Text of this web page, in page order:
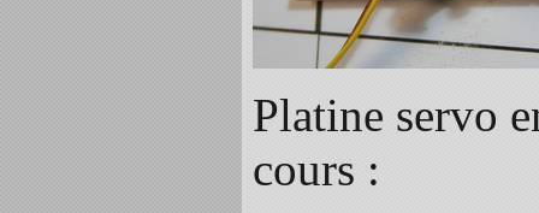
Platine servo
cours :